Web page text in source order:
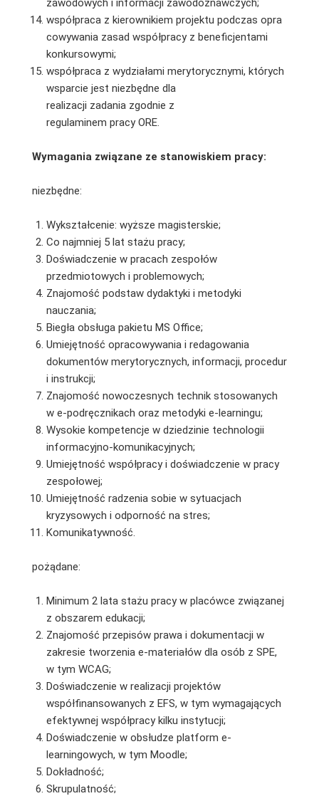
zawodowych i informacji zawodoznawczych;
współpraca z kierownikiem projektu podczas opra
cowywania zasad współpracy z beneficjentami
konkursowymi;
współpraca z wydziałami merytorycznymi, których
wsparcie jest niezbędne dla
realizacji zadania zgodnie z
regulaminem pracy ORE.
Wymagania związane ze stanowiskiem pracy:
niezbędne:
Wykształcenie: wyższe magisterskie;
Co najmniej 5 lat stażu pracy;
Doświadczenie w pracach zespołów
przedmiotowych i problemowych;
Znajomość podstaw dydaktyki i metodyki
nauczania;
Biegła obsługa pakietu MS Office;
Umiejętność opracowywania i redagowania
dokumentów merytorycznych, informacji, procedur
i instrukcji;
Znajomość nowoczesnych technik stosowanych
w e-podręcznikach oraz metodyki e-learningu;
Wysokie kompetencje w dziedzinie technologii
informacyjno-komunikacyjnych;
Umiejętność współpracy i doświadczenie w pracy
zespołowej;
Umiejętność radzenia sobie w sytuacjach
kryzysowych i odporność na stres;
Komunikatywność.
pożądane:
Minimum 2 lata stażu pracy w placówce związanej
z obszarem edukacji;
Znajomość przepisów prawa i dokumentacji w
zakresie tworzenia e-materiałów dla osób z SPE,
w tym WCAG;
Doświadczenie w realizacji projektów
współfinansowanych z EFS, w tym wymagających
efektywnej współpracy kilku instytucji;
Doświadczenie w obsłudze platform e-
learningowych, w tym Moodle;
Dokładność;
Skrupulatność;